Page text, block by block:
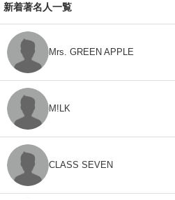
新着著名人一覧
Mrs. GREEN APPLE
M!LK
CLASS SEVEN